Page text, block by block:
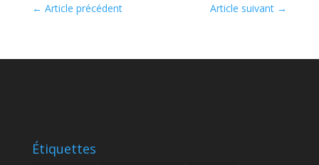
← Article précédent Article suivant →
Étiquettes